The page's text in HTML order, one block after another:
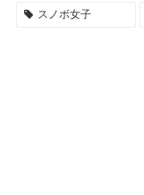
スノボ女子